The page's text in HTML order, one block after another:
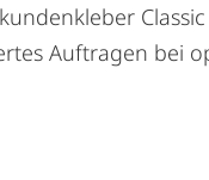
Auftragen bei